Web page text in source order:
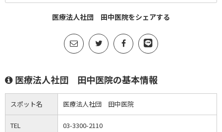
医療法人社団 田中医院をシェアする
医療法人社団 田中医院の基本情報
スポット名 医療法人社団 田中医院
TEL 03-3300-2110